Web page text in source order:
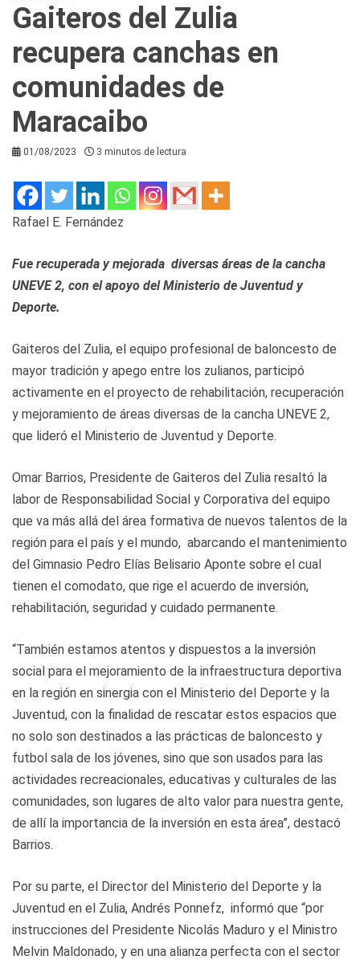
Gaiteros del Zulia
recupera canchas en
comunidades de
Maracaibo
01/08/2023 3 minutos de lectura
Rafael E. Fernández
Fue recuperada y mejorada diversas áreas de la cancha
UNEVE 2, con el apoyo del Ministerio de Juventud y
Deporte.
Gaiteros del Zulia, el equipo profesional de baloncesto de
mayor tradición y apego entre los zulianos, participó
activamente en el proyecto de rehabilitación, recuperación
y mejoramiento de áreas diversas de la cancha UNEVE 2,
que lideró el Ministerio de Juventud y Deporte.
Omar Barrios, Presidente de Gaiteros del Zulia resaltó la
labor de Responsabilidad Social y Corporativa del equipo
que va más allá del área formativa de nuevos talentos de la
región para el país y el mundo, abarcando el mantenimiento
del Gimnasio Pedro Elías Belisario Aponte sobre el cual
tienen el comodato, que rige el acuerdo de inversión,
rehabilitación, seguridad y cuidado permanente.
“También estamos atentos y dispuestos a la inversión
social para el mejoramiento de la infraestructura deportiva
en la región en sinergia con el Ministerio del Deporte y la
Juventud, con la finalidad de rescatar estos espacios que
no solo son destinados a las prácticas de baloncesto y
futbol sala de los jóvenes, sino que son usados para las
actividades recreacionales, educativas y culturales de las
comunidades, son lugares de alto valor para nuestra gente,
de allí la importancia de la inversión en esta área”, destacó
Barrios.
Por su parte, el Director del Ministerio del Deporte y la
Juventud en el Zulia, Andrés Ponnefz, informó que “por
instrucciones del Presidente Nicolás Maduro y el Ministro
Melvin Maldonado, y en una alianza perfecta con el sector